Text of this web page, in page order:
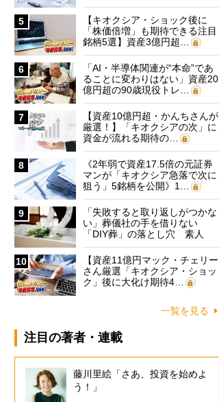
5
【キオクシア・ショック後に
「株価倍増」も期待できる注目
銘柄5選】資産3億円超…
6
「AI・半導体関連が“本命”であ
ることに変わりはない」資産20
億円超の90歳現役トレ…
7
【資産10億円超・かんちさんが
厳選！】「キオクシアの次」に
資金が流れる期待の…
8
《2年弱で資産17.5倍の元証券
マンが「キオクシア急落で次に
狙う」5銘柄を公開》1…
9
「失敗すると取り返しがつかな
い」葬儀社の手を借りない
「DIY葬」の落とし穴 素人
に…
10
【資産11億円マック・チェリー
さん厳選「キオクシア・ショッ
ク」後に大化け期待4…
一覧を見る
注目の著者・連載
藤川里絵「さあ、投資を始めよ
う！」